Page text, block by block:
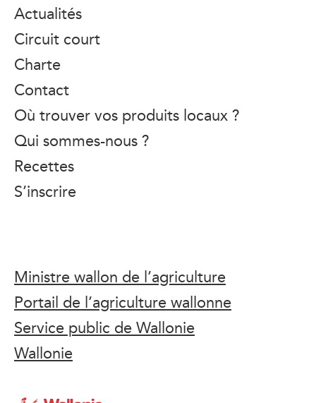
Actualités
Circuit court
Charte
Contact
Où trouver vos produits locaux ?
Qui sommes-nous ?
Recettes
S’inscrire
Ministre wallon de l’agriculture
Portail de l’agriculture wallonne
Service public de Wallonie
Wallonie